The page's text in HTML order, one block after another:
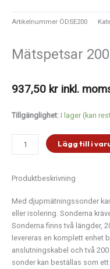
Artikelnummer ÖDSE200
Mätspetsar
937,50 kr inkl.
Tillgänglighet: I lager (kan
Mätspetsar
Lägg till i
Produktbeskrivning
Med djupmätningssonder
eller isolering. Sonderna
Sonderna finns två längder,
levereras en komplett enhet
anslutningskabel och två
sonder kan beställas som